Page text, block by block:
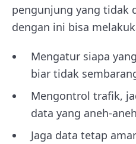
pengunjung yang tidak
dengan ini bisa
Mengatur siapa
biar tidak
Mengontrol trafik,
data yang aneh-
Jaga data tetap